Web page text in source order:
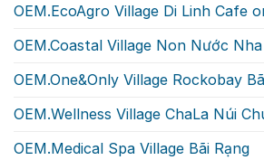
OEM.EcoAgro Village Di Linh Cafe
OEM.Coastal Village Non Nước
OEM.One&Only Village Rockobay
OEM.Wellness Village ChaLa Núi
OEM.Medical Spa Village Bãi Rạng